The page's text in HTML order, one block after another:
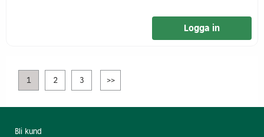
Logga in
1 2 3 >>
Bli kund